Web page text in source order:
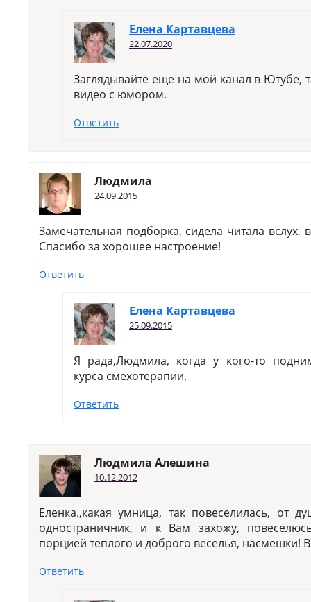
Елена Картавцева
22.07.2020
Заглядывайте еще на мой канал в Ютубе,
видео с юмором.
Ответить
Людмила
24.09.2015
Замечательная подборка, сидела читала вслух,
Спасибо за хорошее настроение!
Ответить
Елена Картавцева
25.09.2015
Я рада,Людмила, когда у кого-то
курса смехотерапии.
Ответить
Людмила Алешина
10.12.2012
Еленка.,какая умница, так повеселилась, от
одностраничник, и к Вам захожу,
порцией теплого и доброго веселья, насмешки!
Ответить